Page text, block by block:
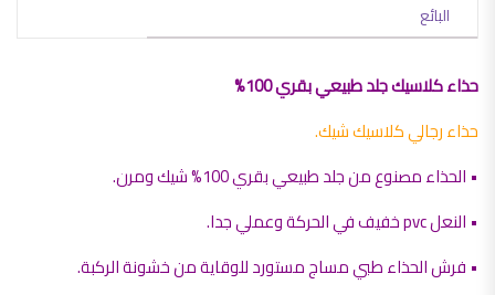
البائع
حذاء كلاسيك جلد طبيعي بقري 100%
حذاء رجالي كلاسيك شيك.
• الحذاء مصنوع من جلد طبيعي بقري 100% شيك ومرن.
• النعل pvc خفيف في الحركة وعملي جدا.
• فرش الحذاء طبي مساج مستورد للوقاية من خشونة الركبة.